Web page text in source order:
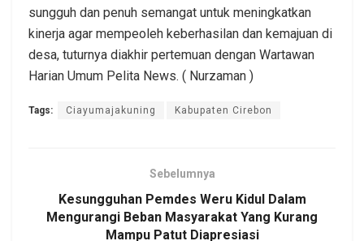
sungguh dan penuh semangat untuk meningkatkan
kinerja agar mempeoleh keberhasilan dan kemajuan di
desa, tuturnya diakhir pertemuan dengan Wartawan
Harian Umum Pelita News. ( Nurzaman )
Tags: Ciayumajakuning Kabupaten Cirebon
Sebelumnya
Kesungguhan Pemdes Weru Kidul Dalam
Mengurangi Beban Masyarakat Yang Kurang
Mampu Patut Diapresiasi